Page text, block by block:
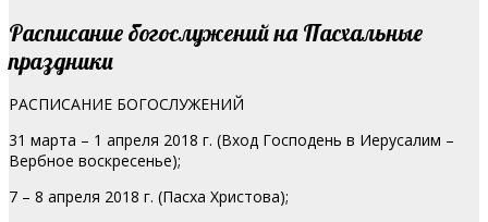
Расписание богослужений на Пасхальные
праздники
РАСПИСАНИЕ БОГОСЛУЖЕНИЙ
31 марта – 1 апреля 2018 г. (Вход Господень в Иерусалим –
Вербное воскресенье);
7 – 8 апреля 2018 г. (Пасха Христова);